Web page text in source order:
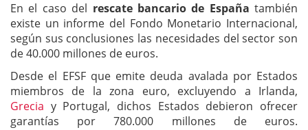
En el caso del rescate bancario de España también
existe un informe del Fondo Monetario Internacional,
según sus conclusiones las necesidades del sector son
de 40.000 millones de euros.
Desde el EFSF que emite deuda avalada por Estados
miembros de la zona euro, excluyendo a Irlanda,
Grecia y Portugal, dichos Estados debieron ofrecer
garantías por 780.000 millones de euros.